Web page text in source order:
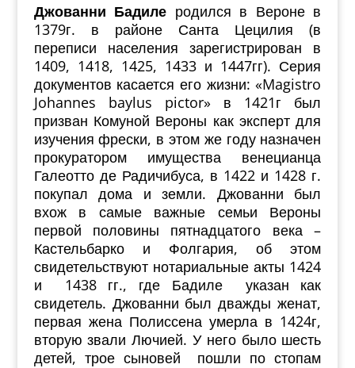
Джованни Бадиле родился в Вероне в
1379г. в районе Санта Цецилия (в
переписи населения зарегистрирован в
1409, 1418, 1425, 1433 и 1447гг). Серия
документов касается его жизни: «Magistro
Johannes baylus pictor» в 1421г был
призван Комуной Вероны как эксперт для
изучения фрески, в этом же году назначен
прокуратором имущества венецианца
Галеотто де Радичибуса, в 1422 и 1428 г.
покупал дома и земли. Джованни был
вхож в самые важные семьи Вероны
первой половины пятнадцатого века –
Кастельбарко и Фолгария, об этом
свидетельствуют нотариальные акты 1424
и 1438 гг., где Бадиле указан как
свидетель. Джованни был дважды женат,
первая жена Полиссена умерла в 1424г,
вторую звали Лючией. У него было шесть
детей, трое сыновей пошли по стопам